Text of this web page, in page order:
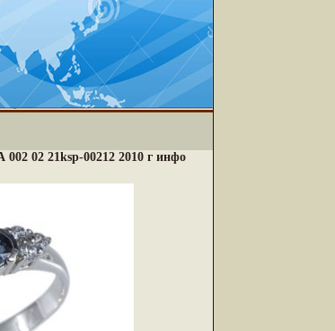
02 21ksp-00212 2010 г инфо